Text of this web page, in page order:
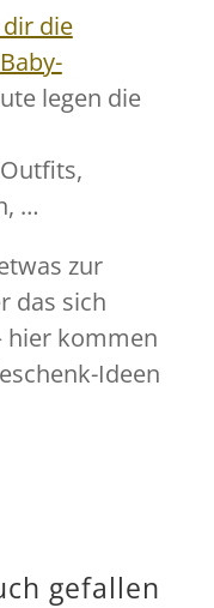
die
legen die
…
zur
das sich
hier kommen
Ideen
gefallen